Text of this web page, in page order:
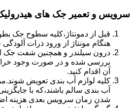
سرویس و تعمیر جک های
قبل از دمونتاژ،کلیه سطوح جک
هنگام مونتاژ از ورود ذرات
درون سیلندر و همچنین شفت
بررسی شده و در صورت وجود
آن اقدام کنید.
کلیه لوازم آب بندی تعویض
آب بندی سالم باشند،که با
شدن زمان سرویس بعدی هزینه